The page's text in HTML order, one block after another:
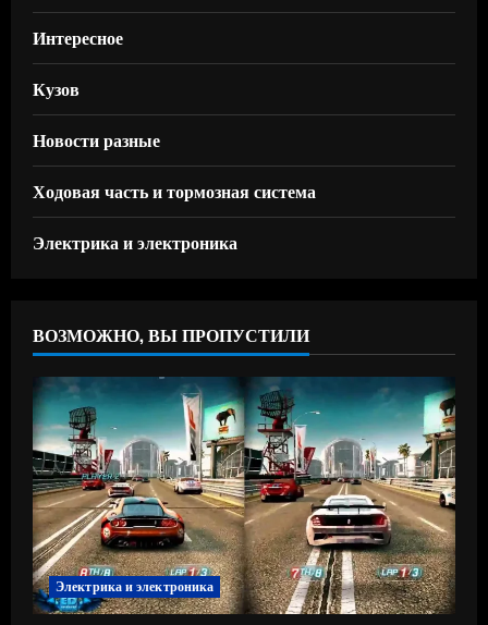
Интересное
Кузов
Новости разные
Ходовая часть и тормозная система
Электрика и электроника
ВОЗМОЖНО, ВЫ ПРОПУСТИЛИ
Электрика и электроника